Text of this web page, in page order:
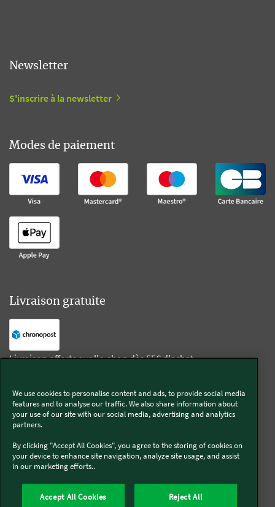
Newsletter
S'inscrire à la newsletter
Modes de paiement
Livraison gratuite
Livraison offerte sur l'e-shop dès 55€ d'achat.
Suivez-nous
Kobold
Thermomix®
We use cookies to personalise content and ads, to provide social media
features and to analyse our traffic. We also share information about
your use of our site with our social media, advertising and analytics
partners.
By clicking "Accept All Cookies", you agree to the storing of cookies on
your device to enhance site navigation, analyze site usage, and assist
in our marketing efforts..
Accept All Cookies Reject All